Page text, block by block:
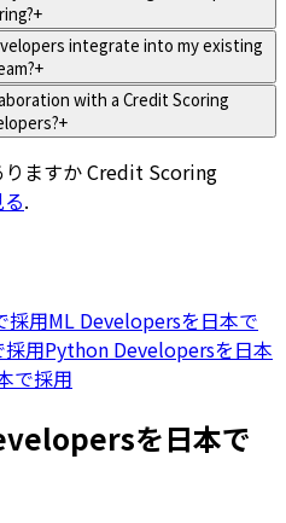
+
integrate into my existing
+
with a Credit Scoring
+
ますかCredit Scoring
.
採用ML Developersを日本で
用Python Developersを日本
で採用
を日本で